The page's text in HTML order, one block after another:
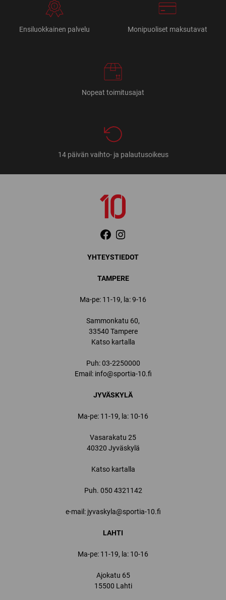
Ensiluokkainen palvelu Monipuoliset maksutavat
Nopeat toimitusajat
14 päivän vaihto- ja palautusoikeus
YHTEYSTIEDOT
TAMPERE
Ma-pe: 11-19, la: 9-16
Sammonkatu 60,
33540 Tampere
Katso kartalla
Puh:03-2250000
Email: info@sportia-10.fi
JYVÄSKYLÄ
Ma-pe: 11-19, la: 10-16
Vasarakatu 25
40320 Jyväskylä
Katso kartalla
Puh. 050 4321142
e-mail: jyvaskyla@sportia-10.fi
LAHTI
Ma-pe: 11-19, la: 10-16
Ajokatu 65
15500 Lahti